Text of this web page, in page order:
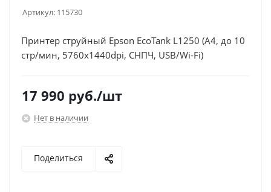
Артикул: 115730
Принтер струйный Epson EcoTank L1250 (A4, до 10
стр/мин, 5760x1440dpi, СНПЧ, USB/Wi-Fi)
17 990 руб./шт
Нет в наличии
Поделиться